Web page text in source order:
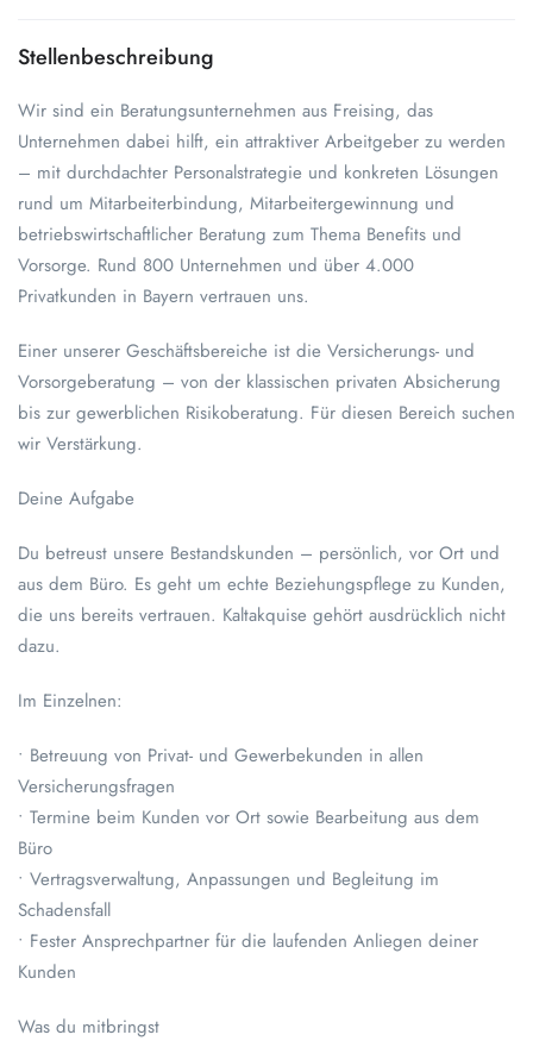
Stellenbeschreibung
Wir sind ein Beratungsunternehmen aus Freising, das
Unternehmen dabei hilft, ein attraktiver Arbeitgeber zu werden
– mit durchdachter Personalstrategie und konkreten Lösungen
rund um Mitarbeiterbindung, Mitarbeitergewinnung und
betriebswirtschaftlicher Beratung zum Thema Benefits und
Vorsorge. Rund 800 Unternehmen und über 4.000
Privatkunden in Bayern vertrauen uns.
Einer unserer Geschäftsbereiche ist die Versicherungs- und
Vorsorgeberatung – von der klassischen privaten Absicherung
bis zur gewerblichen Risikoberatung. Für diesen Bereich suchen
wir Verstärkung.
Deine Aufgabe
Du betreust unsere Bestandskunden – persönlich, vor Ort und
aus dem Büro. Es geht um echte Beziehungspflege zu Kunden,
die uns bereits vertrauen. Kaltakquise gehört ausdrücklich nicht
dazu.
Im Einzelnen:
• Betreuung von Privat- und Gewerbekunden in allen
Versicherungsfragen
• Termine beim Kunden vor Ort sowie Bearbeitung aus dem
Büro
• Vertragsverwaltung, Anpassungen und Begleitung im
Schadensfall
• Fester Ansprechpartner für die laufenden Anliegen deiner
Kunden
Was du mitbringst